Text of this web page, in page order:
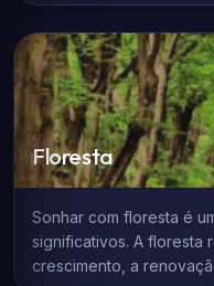
Floresta
Sonhar com floresta é
significativos. A floresta
crescimento, a